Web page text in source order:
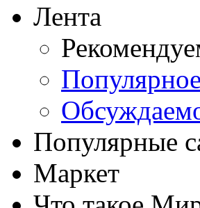
Лента
Популярное
Популярные
Маркет